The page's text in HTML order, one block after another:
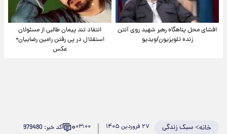
افشای محل پناهگاه‌ رهبر شهید روی آنتن
زنده تلویزیون/ویدیو
انتقاد تند پیمان طالبی از مسئولان
استقلال در پی رفتن رامین رضاییان+
عکس
خانه>سبک زندگی ۲۷ فروردین ۱۴۰۵ ۰۳:۰۰۰ کد خبر: 979480